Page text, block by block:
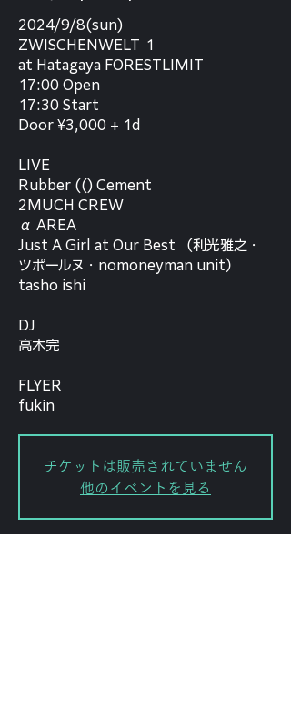
2024/9/8(sun)
ZWISCHENWELT １
at Hatagaya FORESTLIMIT
17:00 Open
17:30 Start
Door ¥3,000 + 1d
LIVE
Rubber (() Cement
2MUCH CREW
α AREA
Just A Girl at Our Best （利光雅之・
ツポールヌ・nomoneyman unit）
tasho ishi
DJ
高木完
FLYER
fukin
チケットは販売されていません
他のイベントを見る